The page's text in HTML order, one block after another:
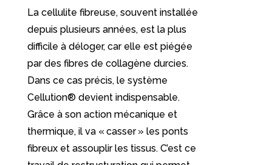
La cellulite fibreuse, souvent installée
depuis plusieurs années, est la plus
difficile à déloger, car elle est piégée
par des fibres de collagène durcies.
Dans ce cas précis, le système
Cellution® devient indispensable.
Grâce à son action mécanique et
thermique, il va « casser » les ponts
fibreux et assouplir les tissus. C’est ce